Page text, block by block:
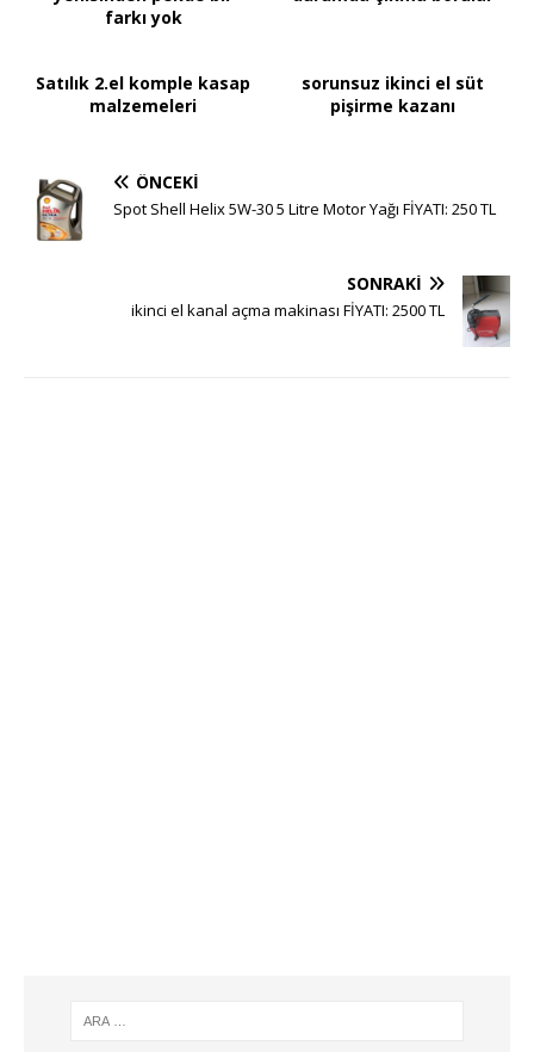
farkı yok
Satılık 2.el komple kasap
malzemeleri
sorunsuz ikinci el süt
pişirme kazanı
ÖNCEKI
Spot Shell Helix 5W-30 5 Litre Motor Yağı FİYATI: 250 TL
SONRAKI
ikinci el kanal açma makinası FİYATI: 2500 TL